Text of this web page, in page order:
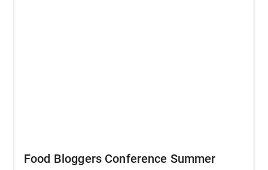
Food Bloggers Conference Summer